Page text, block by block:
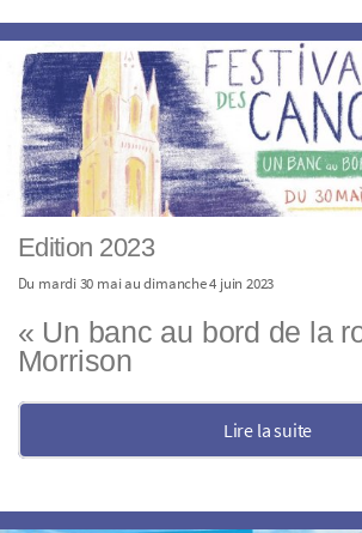
Edition 2023
Du mardi 30 mai au dimanche 4 juin 2023
« Un banc au bord de la
Morrison
Lire la suite